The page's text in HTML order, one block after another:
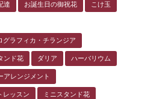
達 お誕生日の御祝花 こけ玉
グラフィカ・チランジア
ンド花 ダリア ハーバリウム
アレンジメント
レッスン ミニスタンド花